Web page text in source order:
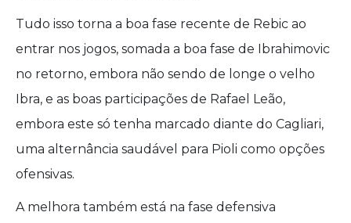
Tudo isso torna a boa fase recente de Rebic ao
entrar nos jogos, somada a boa fase de Ibrahimovic
no retorno, embora não sendo de longe o velho
Ibra, e as boas participações de Rafael Leão,
embora este só tenha marcado diante do Cagliari,
uma alternância saudável para Pioli como opções
ofensivas.
A melhora também está na fase defensiva